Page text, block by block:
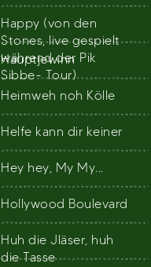
Happy (von den
Stones, live gespielt
während der Pik
Sibbe- Tour)
Hauptjewinn
Heimweh noh Kölle
Helfe kann dir keiner
Hey hey, My My...
Hollywood Boulevard
Huh die Jläser, huh
die Tasse